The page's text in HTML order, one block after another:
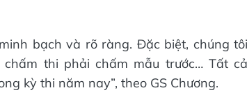
bạch và rõ ràng. Đặc biệt, chúng tôi
thi phải chấm mẫu trước… Tất cả
kỳ thi năm nay”, theo GS Chương.